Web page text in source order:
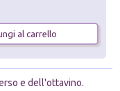
al carrello
e dell'ottavino.